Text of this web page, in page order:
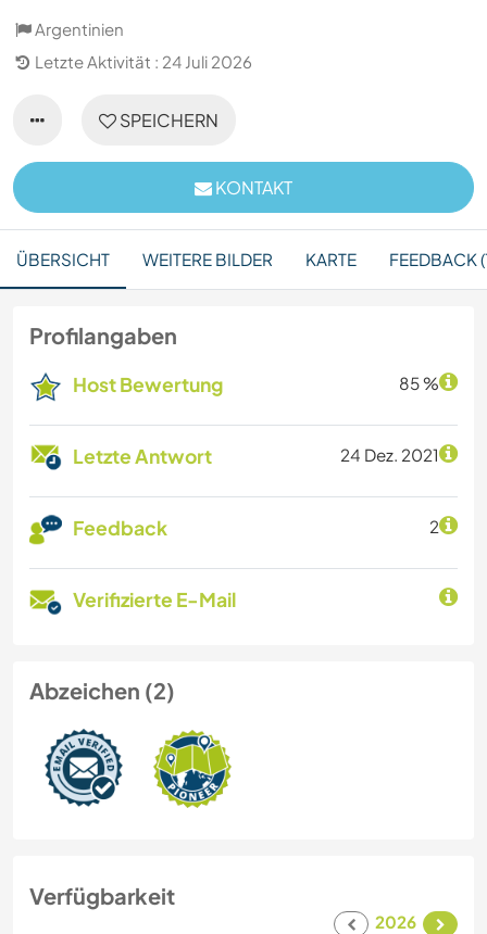
Argentinien
Letzte Aktivität : 24 Juli 2026
SPEICHERN
KONTAKT
ÜBERSICHT WEITERE BILDER KARTE FEEDBACK
Profilangaben
Host Bewertung 85 %
Letzte Antwort 24 Dez. 2021
Feedback 2
Verifizierte E-Mail
Abzeichen (2)
Verfügbarkeit
2026